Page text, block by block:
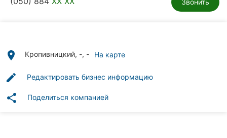
Все
Звонить
place Кропивницкий, -, - На карте
edit Редактировать бизнес информацию
share Поделиться компанией